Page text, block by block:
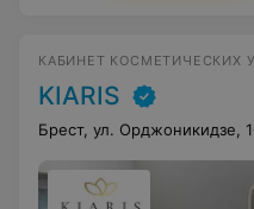
КАБИНЕТ КОСМЕТИЧЕСКИХ
KIARIS
Брест, ул. Орджоникидзе,